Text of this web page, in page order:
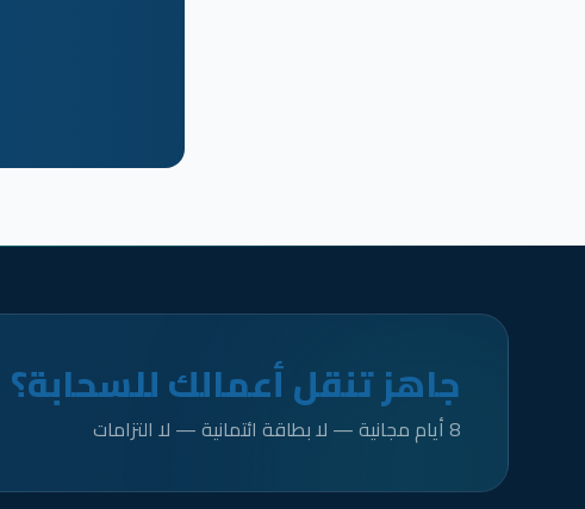
جاهز تنقل أعمالك للسحابة؟
8 أيام مجانية — لا بطاقة ائتمانية — لا التزامات